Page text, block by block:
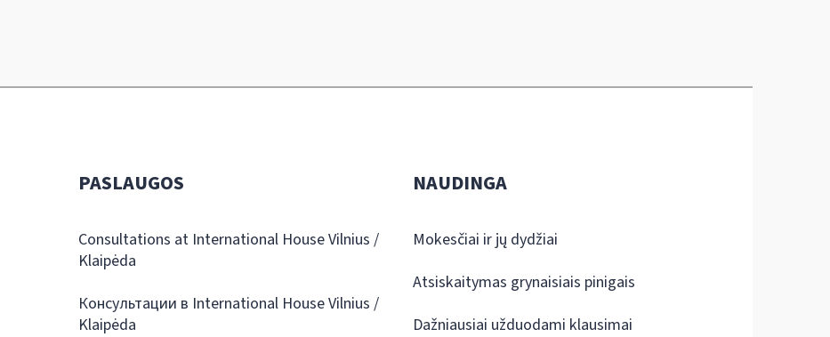
PASLAUGOS
Consultations at International House Vilnius /
Klaipėda
Консультации в International House Vilnius /
Klaipėda
NAUDINGA
Mokesčiai ir jų dydžiai
Atsiskaitymas grynaisiais pinigais
Dažniausiai užduodami klausimai